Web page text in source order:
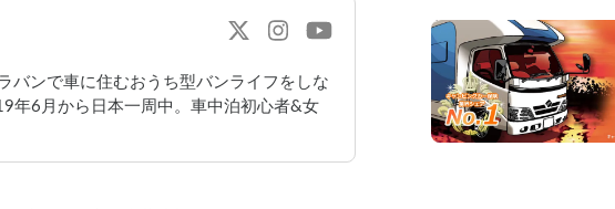
バンで車に住むおうち型バンライフをしな
年6月から日本一周中。車中泊初心者&女